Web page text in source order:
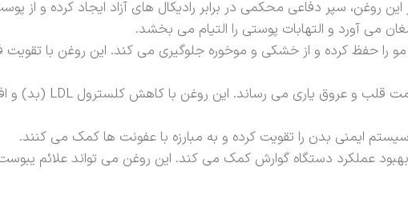
روغن، سپر دفاعی محکمی در برابر رادیکال های آزاد ایجاد کرده و
می آورد و التهابات پوستی را التیام می بخشد.
را حفظ کرده و از خشکی و موخوره جلوگیری می کند. این روغن با
ایمنی بدن را تقویت کرده و به مبارزه با عفونت ها کمک می کنند.
عملکرد دستگاه گوارش کمک می کند. این روغن می تواند علائم